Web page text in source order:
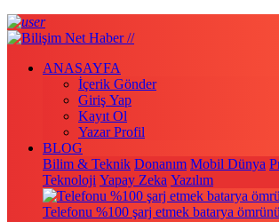
ANASAYFA
İçerik Gönder
Giriş Yap
Kayıt Ol
Yazar Profil
BLOG
Bilim & Teknik Donanım Mobil Dünya
Teknoloji Yapay Zeka Yazılım
Telefonu %100 şarj etmek batarya ömrünü